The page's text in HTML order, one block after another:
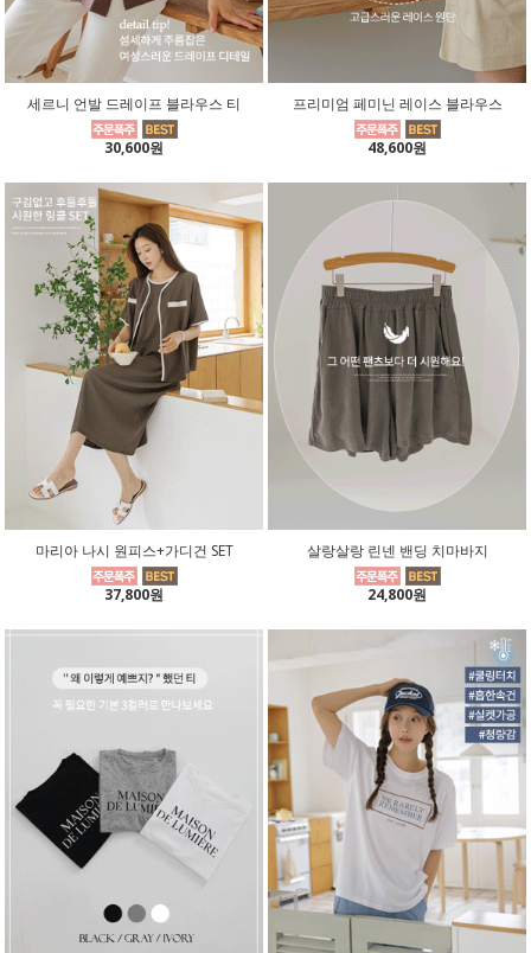
세르니 언발 드레이프 블라우스 티
30,600원
프리미엄 페미닌 레이스 블라우스
48,600원
마리아 나시 원피스+가디건 SET
37,800원
살랑살랑 린넨 밴딩 치마바지
24,800원